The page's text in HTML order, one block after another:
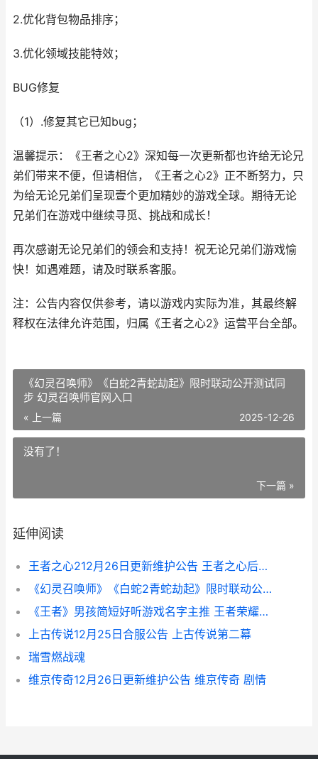
2.优化背包物品排序；
3.优化领域技能特效；
BUG修复
（1）.修复其它已知bug；
温馨提示：《王者之心2》深知每一次更新都也许给无论兄
弟们带来不便，但请相信，《王者之心2》正不断努力，只
为给无论兄弟们呈现壹个更加精妙的游戏全球。期待无论
兄弟们在游戏中继续寻觅、挑战和成长！
再次感谢无论兄弟们的领会和支持！祝无论兄弟们游戏愉
快！如遇难题，请及时联系客服。
注：公告内容仅供参考，请以游戏内实际为准，其最终解
释权在法律允许范围，归属《王者之心2》运营平台全部。
《幻灵召唤师》《白蛇2青蛇劫起》限时联动公开测试同
步 幻灵召唤师官网入口
« 上一篇 2025-12-26
没有了！
下一篇 »
延伸阅读
王者之心212月26日更新维护公告 王者之心后几天见效果
《幻灵召唤师》《白蛇2青蛇劫起》限时联动公开测试同步 幻灵召唤师官网入口
《王者》男孩简短好听游戏名字主推 王者荣耀男生简笔画
上古传说12月25日合服公告 上古传说第二幕
瑞雪燃战魂
维京传奇12月26日更新维护公告 维京传奇 剧情